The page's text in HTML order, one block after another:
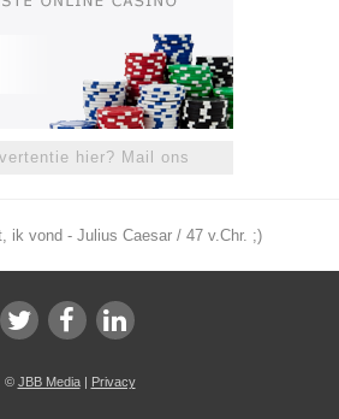
hier? Mail ons
ik vond - Julius Caesar / 47 v.Chr. ;)
© JBB Media| Privacy